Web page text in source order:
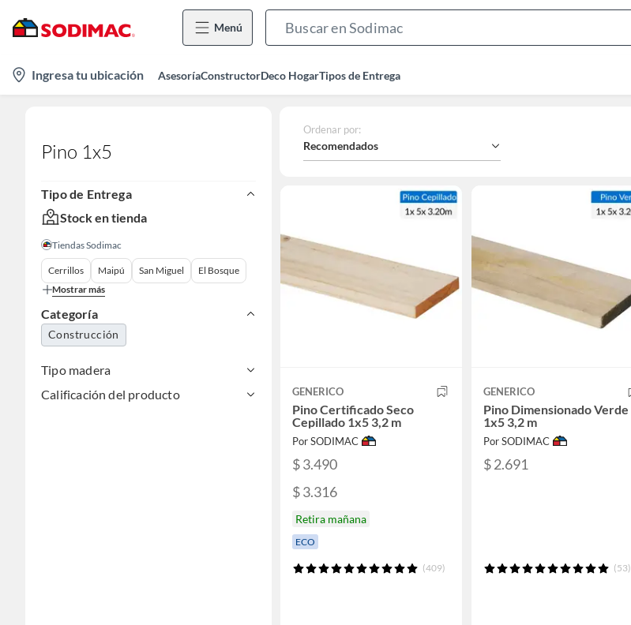
Menú
Bar
location-
icon
Ingresa tu ubicación AsesoríaConstructorDeco HogarTipos de Entrega
Pino 1x5
Tipo de Entrega
Stock en tienda
Tiendas Sodimac
Cerrillos Maipú San Miguel
El Bosque
Mostrar más
Categoría
Construcción
Tipo madera
Calificación del producto
Ordenar por:
Recomendados
GENERICO
Pino Certificado Seco
Cepillado 1x5 3,2 m
Por SODIMAC
$ 3.490
$ 3.316
Retira mañana
ECO
(409)
GENERICO
Pino Dimensionado Verde
1x5 3,2 m
Por SODIMAC
$ 2.691
(53)